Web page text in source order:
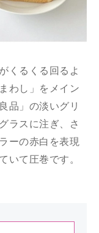
くるくる回るよ
わし」をメイン
品」の淡いグリ
ラスに注ぎ、さ
ーの赤白を表現
いて圧巻です。